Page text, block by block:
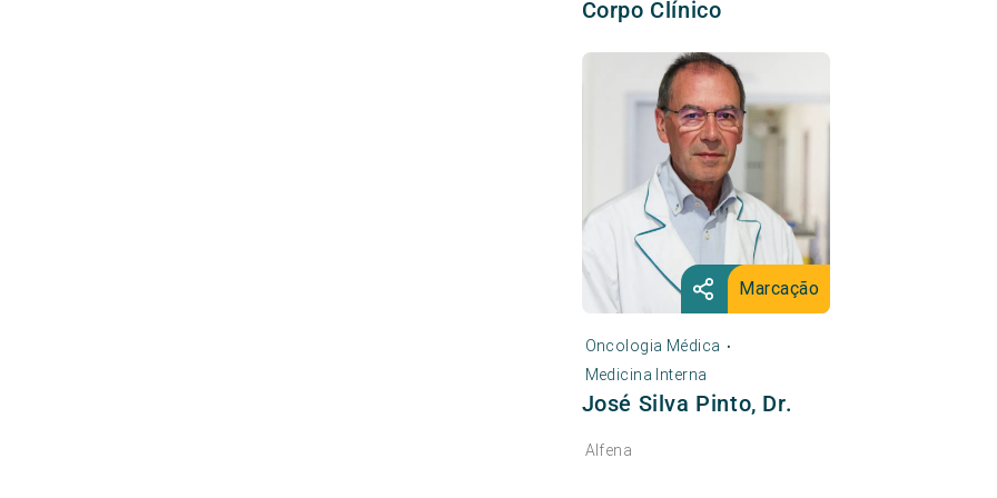
Corpo Clínico
Marcação
Oncologia Médica •
Medicina Interna
José Silva Pinto, Dr.
Alfena